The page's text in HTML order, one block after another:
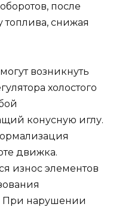
после
топлива, снижая
возникнуть
холостого
конусную иглу.
движка.
износ элементов
При нарушении